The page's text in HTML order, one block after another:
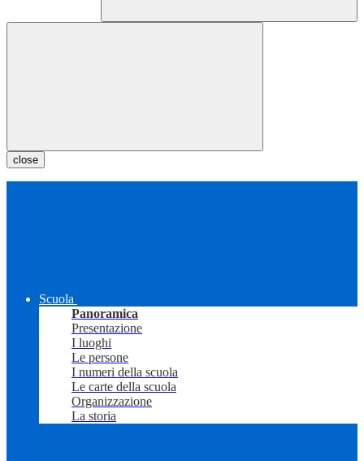
close
Scuola
Panoramica
Presentazione
I luoghi
Le persone
I numeri della scuola
Le carte della scuola
Organizzazione
La storia